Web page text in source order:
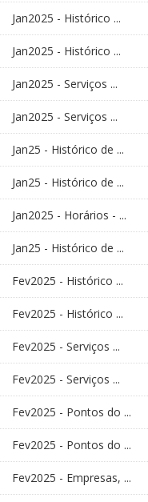
Jan2025 - Histórico ...
Jan2025 - Histórico ...
Jan2025 - Serviços ...
Jan2025 - Serviços ...
Jan25 - Histórico de ...
Jan25 - Histórico de ...
Jan2025 - Horários - ...
Jan25 - Histórico de ...
Fev2025 - Histórico ...
Fev2025 - Histórico ...
Fev2025 - Serviços ...
Fev2025 - Serviços ...
Fev2025 - Pontos do ...
Fev2025 - Pontos do ...
Fev2025 - Empresas, ...